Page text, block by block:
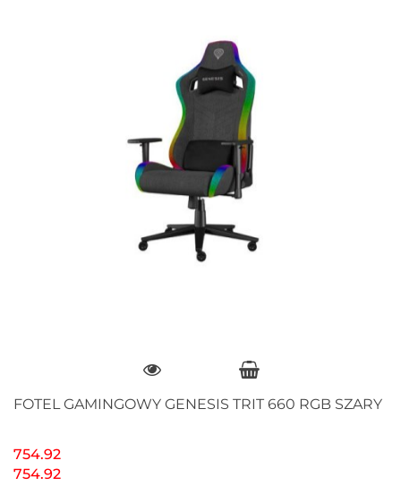
FOTEL GAMINGOWY GENESIS TRIT 660 RGB SZARY
754.92
754.92